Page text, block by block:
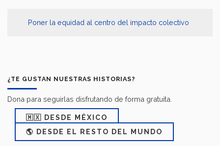
Poner la equidad al centro del impacto colectivo
¿TE GUSTAN NUESTRAS HISTORIAS?
Dona para seguirlas disfrutando de forma gratuita.
🇲🇽 DESDE MÉXICO
🌎 DESDE EL RESTO DEL MUNDO